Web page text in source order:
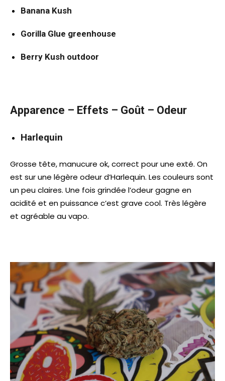
Banana Kush
Gorilla Glue greenhouse
Berry Kush outdoor
Apparence – Effets – Goût – Odeur
Harlequin
Grosse tête, manucure ok, correct pour une exté. On
est sur une légère odeur d’Harlequin. Les couleurs sont
un peu claires. Une fois grindée l’odeur gagne en
acidité et en puissance c’est grave cool. Très légère
et agréable au vapo.